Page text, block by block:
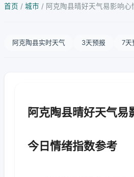
首页 / 城市 / 阿克陶县晴好天气易影响
阿克陶县实时天气 3天预报 7天
阿克陶县晴好天气易
今日情绪指数参考